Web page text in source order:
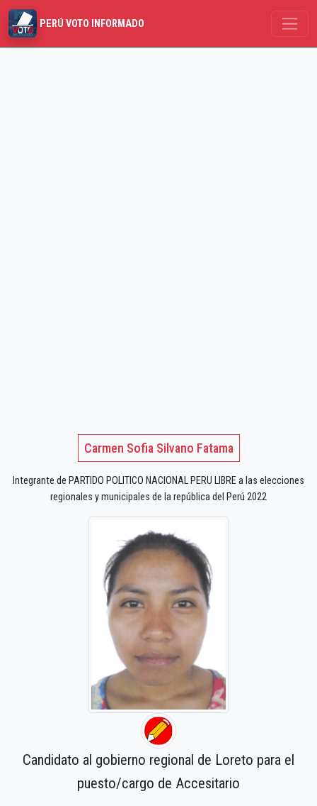
PERÚ VOTO INFORMADO
Carmen Sofia Silvano Fatama
Integrante de PARTIDO POLITICO NACIONAL PERU LIBRE a las elecciones
regionales y municipales de la república del Perú 2022
Candidato al gobierno regional de Loreto para el
puesto/cargo de Accesitario